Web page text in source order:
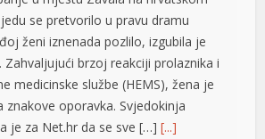
se pretvorilo u pravu dramu
ženi iznenada pozlilo, izgubila je
Zahvaljujući brzoj reakciji prolaznika i
medicinske službe (HEMS), žena je
znakove oporavka. Svjedokinja
je za Net.hr da se sve […][...]